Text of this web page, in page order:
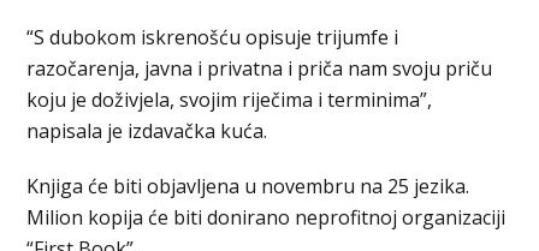
“S dubokom iskrenošću opisuje trijumfe i
razočarenja, javna i privatna i priča nam svoju priču
koju je doživjela, svojim riječima i terminima”,
napisala je izdavačka kuća.
Knjiga će biti objavljena u novembru na 25 jezika.
Milion kopija će biti donirano neprofitnoj organizaciji